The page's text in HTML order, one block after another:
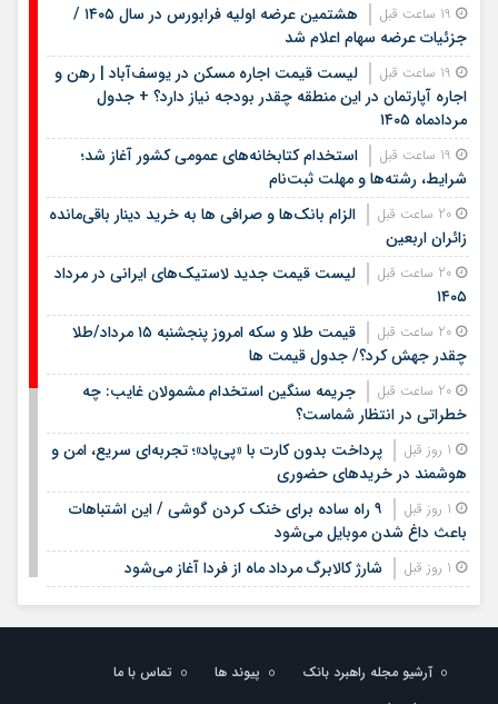
هشتمین عرضه اولیه فرابورس در سال ۱۴۰۵ /
جزئیات عرضه سهام اعلام شد
لیست قیمت اجاره مسکن در یوسف‌آباد | رهن و
اجاره آپارتمان در این منطقه چقدر بودجه نیاز دارد؟ + جدول
مردادماه ۱۴۰۵
استخدام کتابخانه‌های عمومی کشور آغاز شد؛
شرایط، رشته‌ها و مهلت ثبت‌نام
الزام بانک‌ها و صرافی ها به خرید دینار باقی‌مانده
زائران اربعین
لیست قیمت جدید لاستیک‌های ایرانی در مرداد
۱۴۰۵
قیمت طلا و سکه امروز پنجشنبه ۱۵ مرداد/طلا
چقدر جهش کرد؟/ جدول قیمت ها
جریمه سنگین استخدام مشمولان غایب: چه
خطراتی در انتظار شماست؟
پرداخت بدون کارت با «پی‌پاد»؛ تجربه‌ای سریع، امن و
هوشمند در خریدهای حضوری
۹ راه ساده برای خنک کردن گوشی / این اشتباهات
باعث داغ شدن موبایل می‌شود
شارژ کالابرگ مرداد ماه از فردا آغاز می‌شود
1 روز قبل
لیست قیمت اجاره مسکن در شهرک غرب |
اجاره‌نشینی در این منطقه چقدر هزینه دارد؟ + جدول مردادماه
لیست قیمت خرید مسکن در تهرانسر/ قیمت خرید
آرشیو مجله راهبرد بانک پیوند ها
تماس با ما